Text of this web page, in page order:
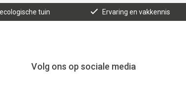
tuin Ervaring en vakkennis
Volg ons op sociale media